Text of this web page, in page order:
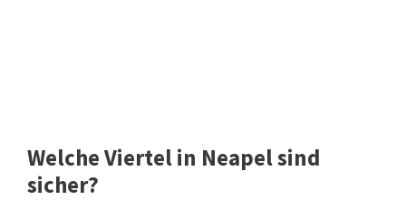
Welche Viertel in Neapel sind
sicher?